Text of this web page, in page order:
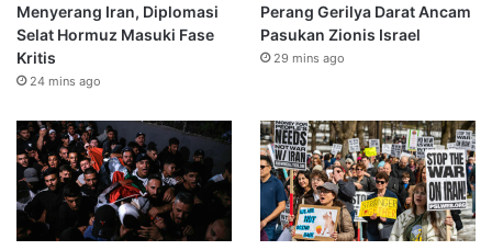
Menyerang Iran, Diplomasi
Selat Hormuz Masuki Fase
Kritis
24 mins ago
Perang Gerilya Darat Ancam
Pasukan Zionis Israel
29 mins ago